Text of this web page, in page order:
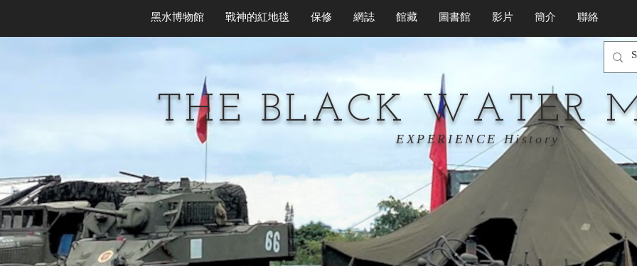
黑水博物館 戰神的紅地毯 保修 網誌 館藏 圖書館 影片 簡介 聯絡
THE BLACK WATER
EXPERIENCE History